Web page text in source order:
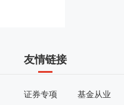
友情链接
证券专项 基金从业